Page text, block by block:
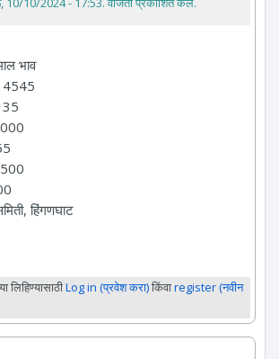
भाव
4545
हिंगणघाट
लिहिण्यासाठीLog in (प्रवेश करा)किंवाregister (नवीन